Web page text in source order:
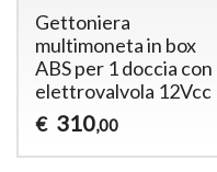
Gettoniera
multimoneta in box
ABS per 1 doccia con
elettrovalvola 12Vcc
€ 310,00